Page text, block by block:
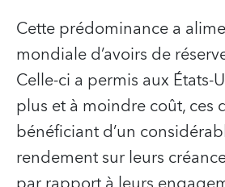
Cette prédominance a
mondiale d’avoirs de
Celle-ci a permis aux États-
plus et à moindre coût, ces
bénéficiant d’un
rendement sur leurs